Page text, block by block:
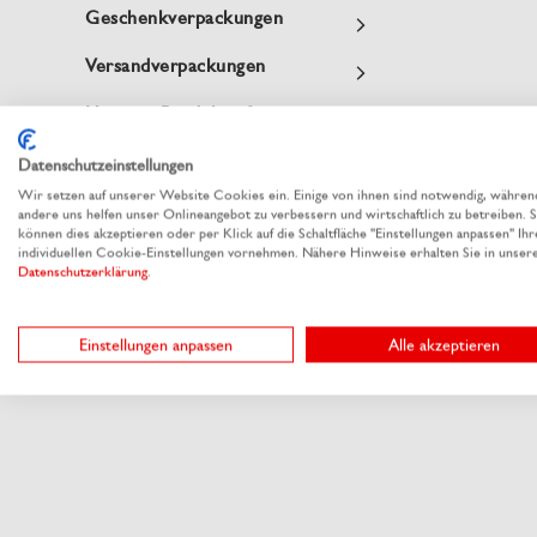
Geschenkverpackungen
Versandverpackungen
Hygiene-Produkte &
Ihre Branche, Themen &
Anlässe
Verpackungslinien by
Datenschutzeinstellungen
Wir setzen auf unserer Website Cookies ein. Einige von ihnen sind notwendig,
andere uns helfen unser Onlineangebot zu verbessern und wirtschaftlich zu betreiben.
können dies akzeptieren oder per Klick auf die Schaltfläche "Einstellungen anpassen"
individuellen Cookie-Einstellungen vornehmen. Nähere Hinweise erhalten Sie in
Datenschutzerklärung.
Einstellungen anpassen Alle akzeptieren